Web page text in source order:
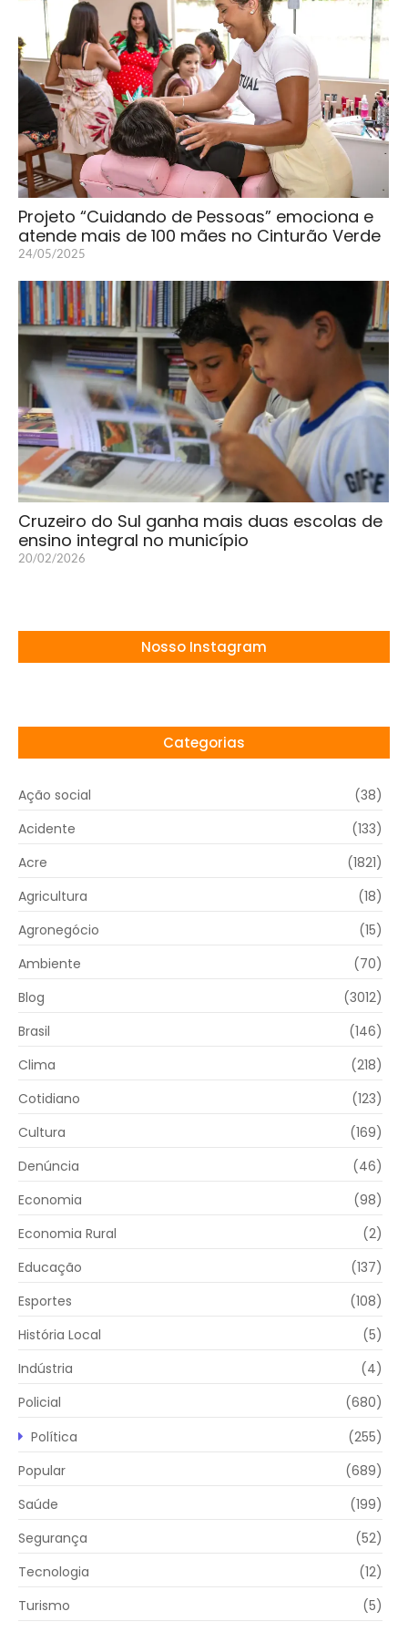
Projeto “Cuidando de Pessoas” emociona e
atende mais de 100 mães no Cinturão Verde
24/05/2025
Cruzeiro do Sul ganha mais duas escolas de
ensino integral no município
20/02/2026
Nosso Instagram
Categorias
Ação social
(38)
Acidente
(133)
Acre
(1821)
Agricultura
(18)
Agronegócio
(15)
Ambiente
(70)
Blog
(3012)
Brasil
(146)
Clima
(218)
Cotidiano
(123)
Cultura
(169)
Denúncia
(46)
Economia
(98)
Economia Rural
(2)
Educação
(137)
Esportes
(108)
História Local
(5)
Indústria
(4)
Policial
(680)
Política
(255)
Popular
(689)
Saúde
(199)
Segurança
(52)
Tecnologia
(12)
Turismo
(5)